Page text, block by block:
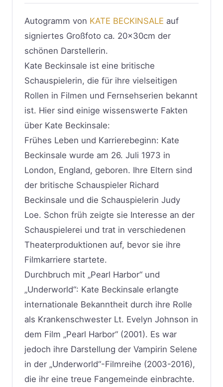
Autogramm von KATE BECKINSALE auf
signiertes Großfoto ca. 20x30cm der
schönen Darstellerin.
Kate Beckinsale ist eine britische
Schauspielerin, die für ihre vielseitigen
Rollen in Filmen und Fernsehserien bekannt
ist. Hier sind einige wissenswerte Fakten
über Kate Beckinsale:
Frühes Leben und Karrierebeginn: Kate
Beckinsale wurde am 26. Juli 1973 in
London, England, geboren. Ihre Eltern sind
der britische Schauspieler Richard
Beckinsale und die Schauspielerin Judy
Loe. Schon früh zeigte sie Interesse an der
Schauspielerei und trat in verschiedenen
Theaterproduktionen auf, bevor sie ihre
Filmkarriere startete.
Durchbruch mit „Pearl Harbor“ und
„Underworld“: Kate Beckinsale erlangte
internationale Bekanntheit durch ihre Rolle
als Krankenschwester Lt. Evelyn Johnson in
dem Film „Pearl Harbor“ (2001). Es war
jedoch ihre Darstellung der Vampirin Selene
in der „Underworld“-Filmreihe (2003-2016),
die ihr eine treue Fangemeinde einbrachte.